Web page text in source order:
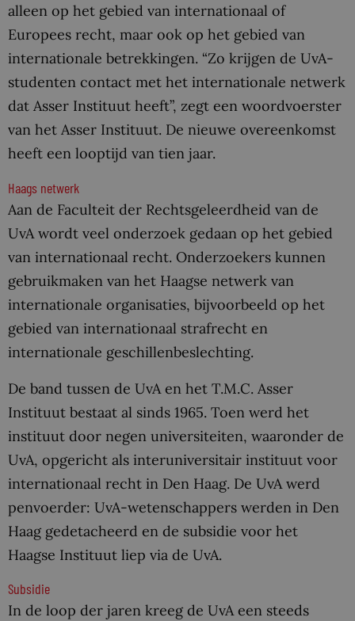
alleen op het gebied van internationaal of
Europees recht, maar ook op het gebied van
internationale betrekkingen. “Zo krijgen de UvA-
studenten contact met het internationale netwerk
dat Asser Instituut heeft”, zegt een woordvoerster
van het Asser Instituut. De nieuwe overeenkomst
heeft een looptijd van tien jaar.
Haags netwerk
Aan de Faculteit der Rechtsgeleerdheid van de
UvA wordt veel onderzoek gedaan op het gebied
van internationaal recht. Onderzoekers kunnen
gebruikmaken van het Haagse netwerk van
internationale organisaties, bijvoorbeeld op het
gebied van internationaal strafrecht en
internationale geschillenbeslechting.
De band tussen de UvA en het T.M.C. Asser
Instituut bestaat al sinds 1965. Toen werd het
instituut door negen universiteiten, waaronder de
UvA, opgericht als interuniversitair instituut voor
internationaal recht in Den Haag. De UvA werd
penvoerder: UvA-wetenschappers werden in Den
Haag gedetacheerd en de subsidie voor het
Haagse Instituut liep via de UvA.
Subsidie
In de loop der jaren kreeg de UvA een steeds